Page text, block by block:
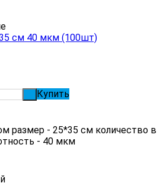
Купить
размер - 25*35 см количество в
- 40 мкм